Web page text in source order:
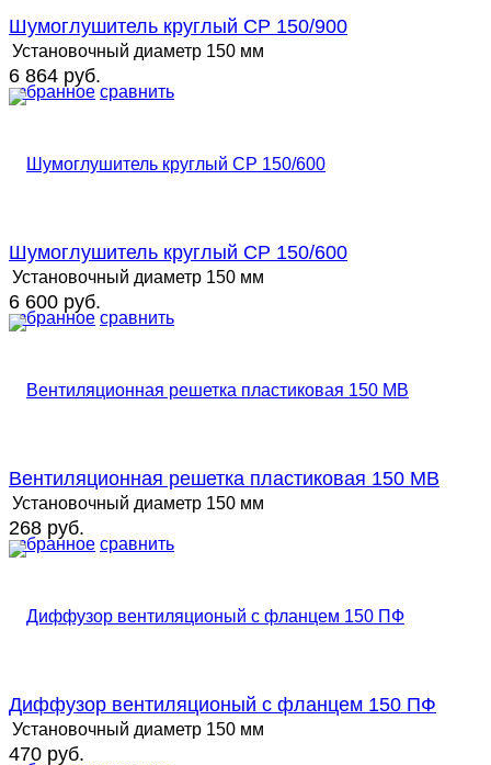
избранное сравнить
Шумоглушитель круглый СР 150/900
Установочный диаметр 150 мм
6 864 руб.
избранное сравнить
Шумоглушитель круглый СР 150/600
Установочный диаметр 150 мм
6 600 руб.
избранное сравнить
Вентиляционная решетка пластиковая 150 MB
Установочный диаметр 150 мм
268 руб.
Диффузор вентиляционый с фланцем 150 ПФ
Установочный диаметр 150 мм
470 руб.